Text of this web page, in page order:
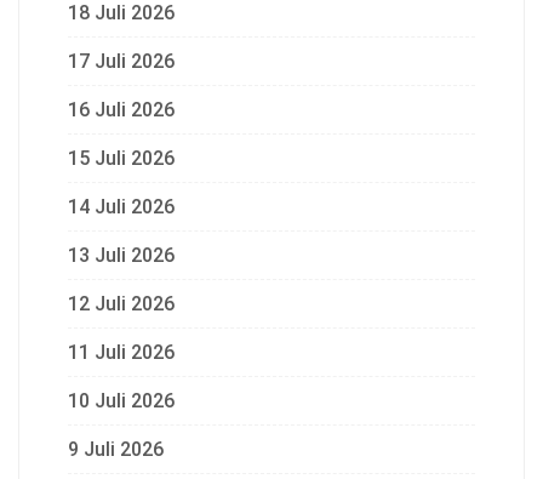
18 Juli 2026
17 Juli 2026
16 Juli 2026
15 Juli 2026
14 Juli 2026
13 Juli 2026
12 Juli 2026
11 Juli 2026
10 Juli 2026
9 Juli 2026